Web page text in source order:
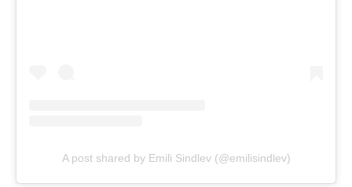
A post shared by Emili Sindlev (@emilisindlev)